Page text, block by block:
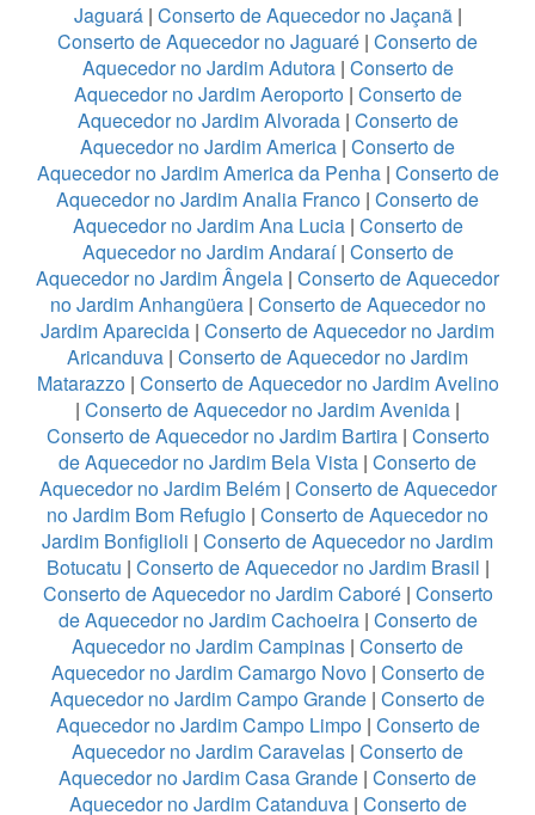
Jaguará| Conserto de Aquecedor no Jaçanã|
Conserto de Aquecedor no Jaguaré | Conserto de
Aquecedor no Jardim Adutora| Conserto de
Aquecedor no Jardim Aeroporto| Conserto de
Aquecedor no Jardim Alvorada| Conserto de
Aquecedor no Jardim America | Conserto de
Aquecedor no Jardim America da Penha| Conserto de
Aquecedor no Jardim Analia Franco | Conserto de
Aquecedor no Jardim Ana Lucia| Conserto de
Aquecedor no Jardim Andaraí| Conserto de
Aquecedor no Jardim Ângela | Conserto de Aquecedor
no Jardim Anhangüera| Conserto de Aquecedor no
Jardim Aparecida | Conserto de Aquecedor no Jardim
Aricanduva | Conserto de Aquecedor no Jardim
Matarazzo| Conserto de Aquecedor no Jardim Avelino
| Conserto de Aquecedor no Jardim Avenida |
Conserto de Aquecedor no Jardim Bartira| Conserto
de Aquecedor no Jardim Bela Vista | Conserto de
Aquecedor no Jardim Belém| Conserto de Aquecedor
no Jardim Bom Refugio | Conserto de Aquecedor no
Jardim Bonfiglioli | Conserto de Aquecedor no Jardim
Botucatu | Conserto de Aquecedor no Jardim Brasil |
Conserto de Aquecedor no Jardim Caboré| Conserto
de Aquecedor no Jardim Cachoeira| Conserto de
Aquecedor no Jardim Campinas | Conserto de
Aquecedor no Jardim Camargo Novo| Conserto de
Aquecedor no Jardim Campo Grande | Conserto de
Aquecedor no Jardim Campo Limpo| Conserto de
Aquecedor no Jardim Caravelas | Conserto de
Aquecedor no Jardim Casa Grande | Conserto de
Aquecedor no Jardim Catanduva| Conserto de